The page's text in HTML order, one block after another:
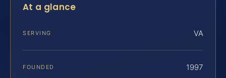
At a glance
SERVING VA
FOUNDED 1997